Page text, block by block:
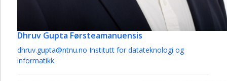
Dhruv Gupta Førsteamanuensis
dhruv.gupta@ntnu.no Institutt for datateknologi og
informatikk